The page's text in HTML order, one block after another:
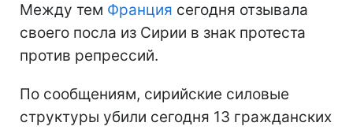
Между тем Франция сегодня отзывала
своего посла из Сирии в знак протеста
против репрессий.
По сообщениям, сирийские силовые
структуры убили сегодня 13 гражданских